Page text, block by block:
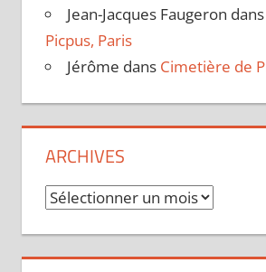
Jean-Jacques Faugeron dans
Picpus, Paris
Jérôme dans Cimetière de
ARCHIVES
Archives